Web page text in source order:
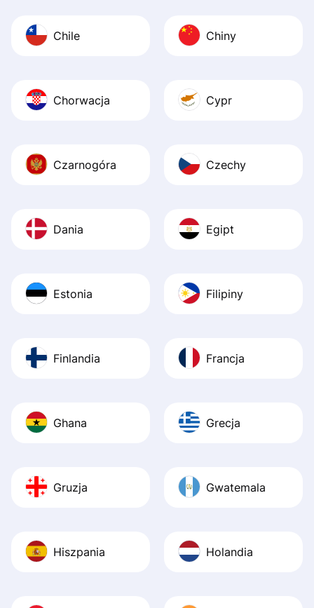
Chile Chiny
Chorwacja Cypr
Czarnogóra Czechy
Dania Egipt
Estonia Filipiny
Finlandia Francja
Ghana Grecja
Gruzja Gwatemala
Hiszpania Holandia